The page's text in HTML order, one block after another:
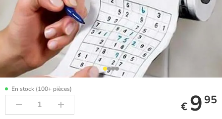
En stock (100+ pièces)
€ 9 95